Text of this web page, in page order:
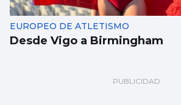
EUROPEO DE ATLETISMO
Desde Vigo a Birmingham